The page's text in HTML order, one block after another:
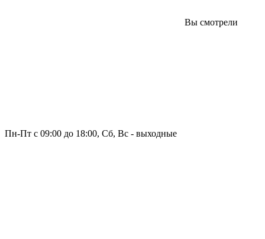
Вы смотрели
Пн-Пт с 09:00 до 18:00, Сб, Вс - выходные